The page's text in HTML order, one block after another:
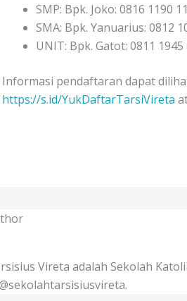
SMP: Bpk. Joko: 0816 1190
SMA: Bpk. Yanuarius: 0812
UNIT: Bpk. Gatot: 0811 1945
Informasi pendaftaran dapat
https://s.id/YukDaftarTarsiVireta
Vireta adalah Sekolah